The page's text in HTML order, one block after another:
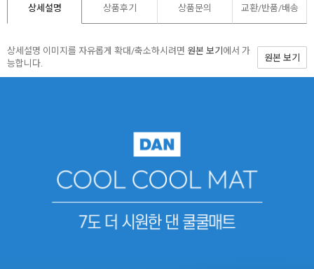
상세설명 상품후기 상품문의 교환/반품/배송
상세설명 이미지를 자유롭게 확대/축소하시려면 원본 보기 에서 가
능합니다.
원본 보기